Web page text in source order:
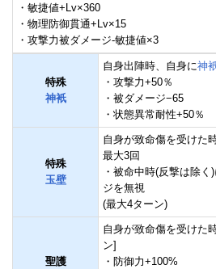
・敏捷値+Lv×360
・物理防御貫通+Lv×15
・攻撃力被ダメージ-敏捷値×3
特殊
神衹
自身出陣時、自身に神
・攻撃力+50％
・被ダメージ−65
・状態異常耐性+50％
特殊
玉壁
自身が致命傷を受けた
最大3回
・被命中時(反撃は除
ジを無視
(最大4ターン)
聖護
自身が致命傷を受けた
ン]
・防御力+100%